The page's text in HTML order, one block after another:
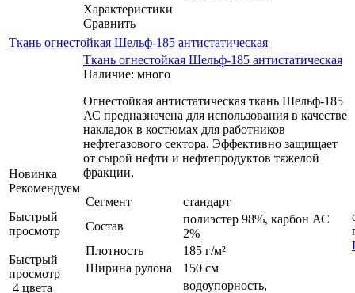
Характеристики
Сравнить
Ткань огнестойкая Шельф-185 антистатическая
Новинка
Рекомендуем
Быстрый
просмотр
Быстрый
просмотр
4 цвета
Ткань огнестойкая Шельф-185 антистатическая
Наличие: много
Огнестойкая антистатическая ткань Шельф-185
АС предназначена для использования в качестве
накладок в костюмах для работников
нефтегазового сектора. Эффективно защищает
от сырой нефти и нефтепродуктов тяжелой
фракции.
Сегмент
стандарт
Состав
полиэстер 98%, карбон АС
2%
Плотность
185 г/м²
Ширина рулона
150 см
водоупорность,